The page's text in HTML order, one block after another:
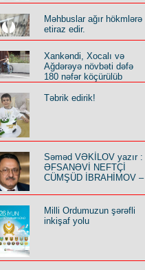
Məhbuslar ağır hökmlərə
etiraz edir.
Xankəndi, Xocalı və
Ağdərəyə növbəti dəfə
180 nəfər köçürülüb
Təbrik edirik!
Səməd VƏKİLOV yazır :
ƏFSANƏVİ NEFTÇİ
CÜMŞÜD İBRAHİMOV –
Milli Ordumuzun şərəfli
inkişaf yolu